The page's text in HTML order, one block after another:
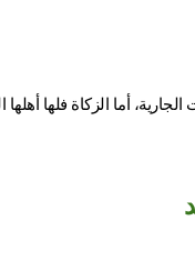
أما الزكاة فلها